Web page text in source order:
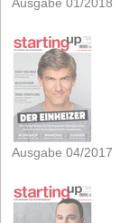
Ausgabe 04/2017